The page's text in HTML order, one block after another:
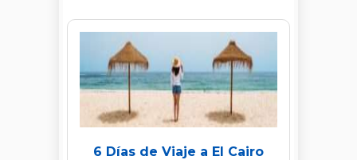
6 Días de Viaje a El Cairo